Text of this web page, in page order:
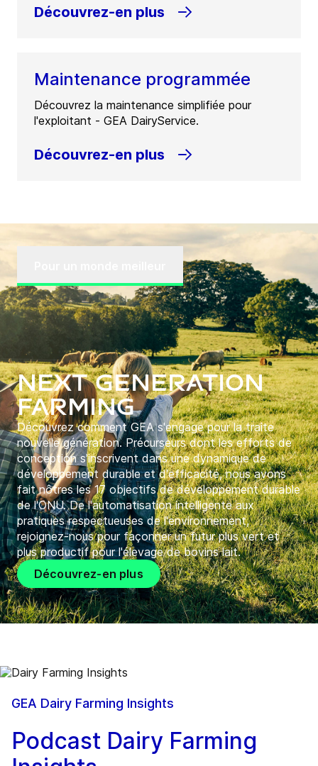
Découvrez-en plus
Maintenance programmée
Découvrez la maintenance simplifiée pour
l'exploitant - GEA DairyService.
Découvrez-en plus
Next Generation
Farming
Découvrez comment GEA s'engage pour la traite
nouvelle génération. Précurseurs dont les efforts de
conception s'inscrivent dans une dynamique de
développement durable et d'efficacité, nous avons
fait nôtres les 17 objectifs de développement durable
de l'ONU. De l'automatisation intelligente aux
pratiques respectueuses de l'environnement,
rejoignez-nous pour façonner un futur plus vert et
plus productif pour l'élevage de bovins lait.
Découvrez-en plus
GEA Dairy Farming Insights
Podcast Dairy Farming